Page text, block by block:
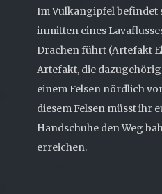
Im Vulkangipfel befindet
inmitten eines
Drachen führt (Artefakt
Artefakt, die
einem Felsen nördlich
diesem Felsen müsst ihr
Handschuhe den Weg
erreichen.